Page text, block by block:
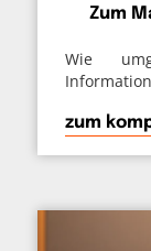
Zum
Wie
zum